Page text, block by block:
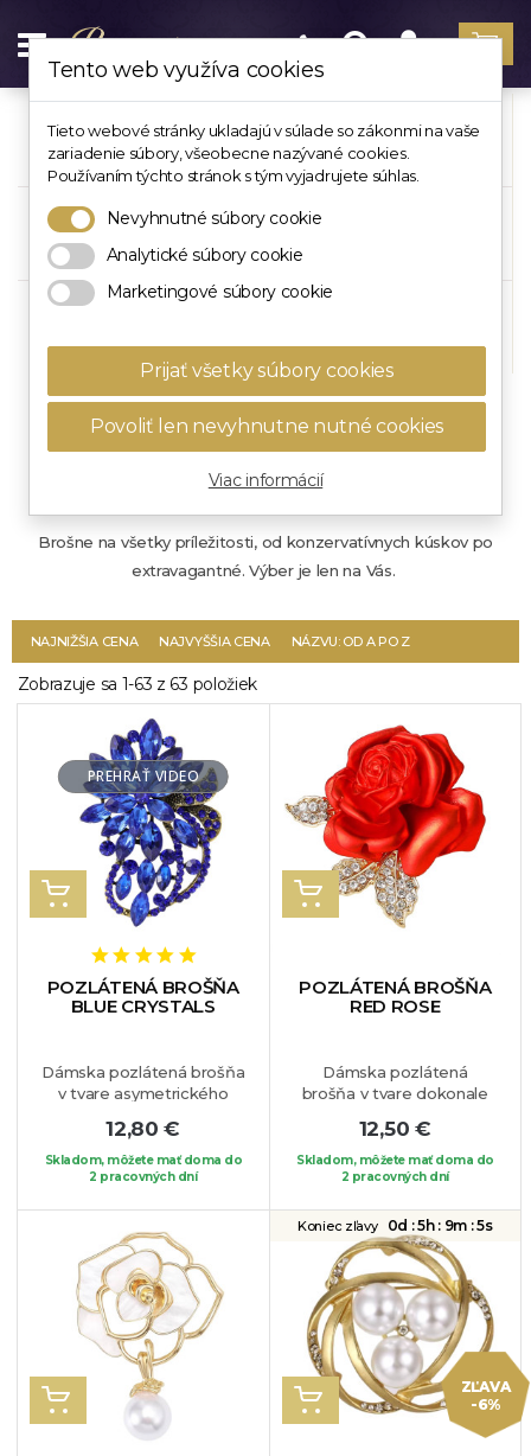
BROŠNE
NA ŠATY
STRIEBORNÉ
BROŠNE
ZLATÉ
BROŠNE
DÁMSKE
BROŠNE
BROŠNE SASHE
A SKVOST
LACNÉ BROŠNE
VÝPREDAJ
BROŠNE
BROŠNE
BROŠNE ZA NAJLEPŠIE CENY
Brošne na všetky príležitosti, od konzervatívnych kúskov po
extravagantné. Výber je len na Vás.
NAJNIŽŠIA CENA NAJVYŠŠIA CENA NÁZVU: OD A PO Z
Zobrazuje sa 1-63 z 63 položiek
VLOŽIŤ DO KOŠÍKA
PREHRAŤ VIDEO
POZLÁTENÁ BROŠŇA
BLUE CRYSTALS
Dámska pozlátená brošňa
v tvare asymetrického
tmavomodrými krištáľmi.
Prenádherná brošňa,
ktorá zvýrazní Váš otfit a
pripnúť na Váš obľúbený
kúsok oblečenia.
12,80 €
Skladom, môžete mať doma do
2 pracovných dní
VLOŽIŤ DO KOŠÍKA
POZLÁTENÁ BROŠŇA
RED ROSE
Dámska pozlátená
brošňa v tvare dokonale
bielymi krištálikmi. Tento
nádherný kúsok si určite
zamilujete a rýchlo sa
módnym doplnkom.
Šperk je vhodný na blúzku,
sako alebo len tak na Váš
obľúbený kúsok oblečenia.
12,50 €
Skladom, môžete mať doma do
2 pracovných dní
VLOŽIŤ DO KOŠÍKA
ZĽAVA
-6%
VLOŽIŤ DO KOŠÍKA
Koniec zľavy 0d : 5h : 9m : 4s
Tento web využíva cookies
Tieto webové stránky ukladajú v súlade so zákonmi na vaše
zariadenie súbory, všeobecne nazývané cookies.
Používaním týchto stránok s tým vyjadrujete súhlas.
Nevyhnutné súbory cookie
Analytické súbory cookie
Marketingové súbory cookie
Prijať všetky súbory cookies
Povoliť len nevyhnutne nutné cookies
Viac informácií